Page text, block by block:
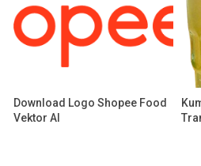
Download Logo Shopee Food
Vektor AI